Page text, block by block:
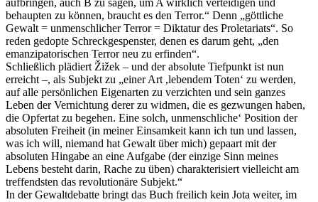
aufbringen, auch B zu sagen, um A wirklich verteidigen und
behaupten zu können, braucht es den Terror.“ Denn „göttliche
Gewalt = unmenschlicher Terror = Diktatur des Proletariats“. So
reden gedopte Schreckgespenster, denen es darum geht, „den
emanzipatorischen Terror neu zu erfinden“.
Schließlich plädiert Žižek – und der absolute Tiefpunkt ist nun
erreicht –, als Subjekt zu „einer Art ,lebendem Toten‘ zu werden,
auf alle persönlichen Eigenarten zu verzichten und sein ganzes
Leben der Vernichtung derer zu widmen, die es gezwungen haben,
die Opfertat zu begehen. Eine solch, unmenschliche‘ Position der
absoluten Freiheit (in meiner Einsamkeit kann ich tun und lassen,
was ich will, niemand hat Gewalt über mich) gepaart mit der
absoluten Hingabe an eine Aufgabe (der einzige Sinn meines
Lebens besteht darin, Rache zu üben) charakterisiert vielleicht am
treffendsten das revolutionäre Subjekt.“
In der Gewaltdebatte bringt das Buch freilich kein Jota weiter, im